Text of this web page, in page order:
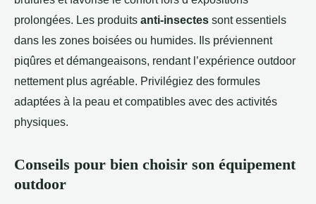
prolongées. Les produits anti-insectes sont essentiels
dans les zones boisées ou humides. Ils préviennent
piqûres et démangeaisons, rendant l’expérience outdoor
nettement plus agréable. Privilégiez des formules
adaptées à la peau et compatibles avec des activités
physiques.
Conseils pour bien choisir son équipement
outdoor